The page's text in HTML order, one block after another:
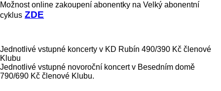
Možnost online zakoupení abonentky na Velký abonentní
cyklus ZDE
Jednotlivé vstupné koncerty v KD Rubín 490/390 Kč členové
Klubu
Jednotlivé vstupné novoroční koncert v Besedním domě
790/690 Kč členové Klubu.